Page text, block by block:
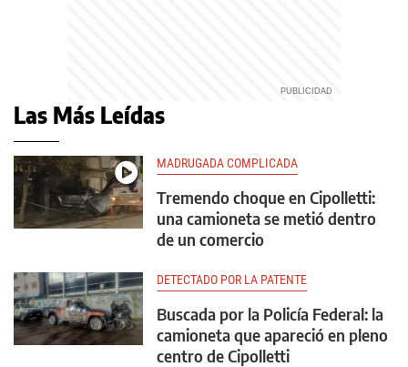
Las Más Leídas
MADRUGADA COMPLICADA
Tremendo choque en Cipolletti:
una camioneta se metió dentro
de un comercio
DETECTADO POR LA PATENTE
Buscada por la Policía Federal: la
camioneta que apareció en pleno
centro de Cipolletti